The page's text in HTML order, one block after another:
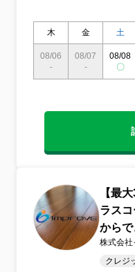
木 金 土
08/06
-
08/07
-
08/08
〇
【最
ラス
からで
株式会社
クレジ